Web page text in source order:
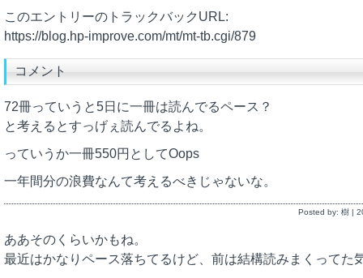
このエントリーのトラックバックURL:
https://blog.hp-improve.com/mt/mt-tb.cgi/879
コメント
72冊っていうと5日に一冊は読んでるペース？
と考えるとすっげぇ読んでるよね。
っていうか一冊550円としてOops
一年間分の浪費なんて考えるべきじゃないな。
Posted by: 樹 |
ああそのくらいかもね。
最近はかなりペース落ちてるけど、前は結構読みまくってた